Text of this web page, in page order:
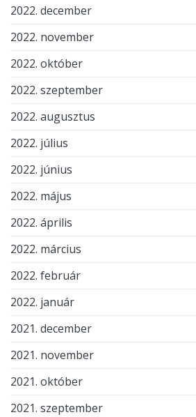
2022. december
2022. november
2022. október
2022. szeptember
2022. augusztus
2022. július
2022. június
2022. május
2022. április
2022. március
2022. február
2022. január
2021. december
2021. november
2021. október
2021. szeptember